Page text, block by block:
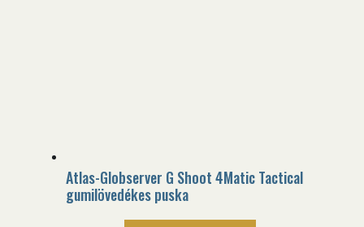
Atlas-Globserver G Shoot 4Matic Tactical
gumilövedékes puska